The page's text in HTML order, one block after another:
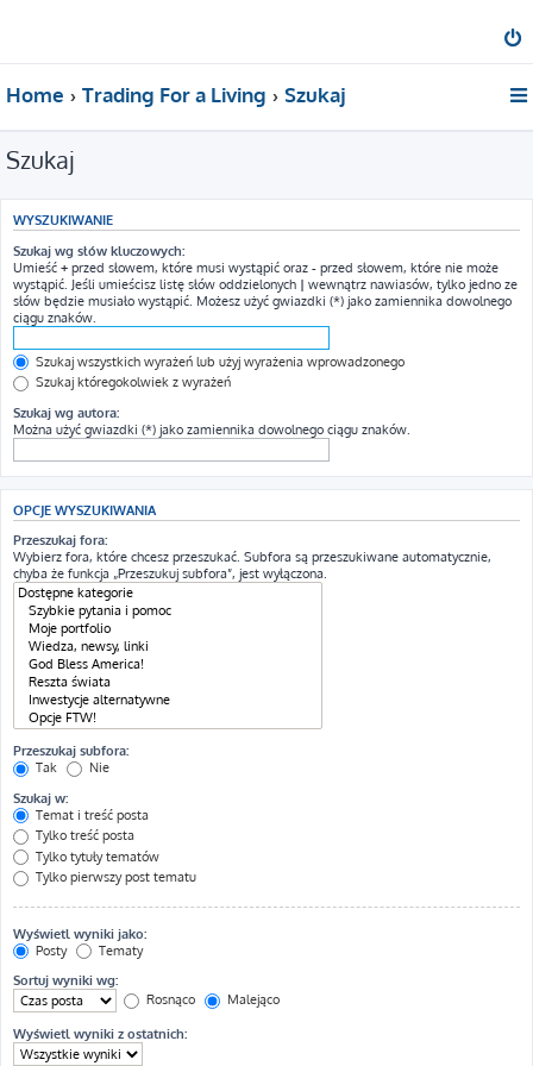
Home Trading For a Living Szukaj
Szukaj
WYSZUKIWANIE
Szukaj wg słów kluczowych:
Umieść + przed słowem, które musi wystąpić oraz - przed słowem, które nie może
wystąpić. Jeśli umieścisz listę słów oddzielonych | wewnątrz nawiasów, tylko jedno ze
słów będzie musiało wystąpić. Możesz użyć gwiazdki (*) jako zamiennika dowolnego
ciągu znaków.
Szukaj wszystkich wyrażeń lub użyj wyrażenia wprowadzonego
Szukaj któregokolwiek z wyrażeń
Szukaj wg autora:
Można użyć gwiazdki (*) jako zamiennika dowolnego ciągu znaków.
OPCJE WYSZUKIWANIA
Przeszukaj fora:
Wybierz fora, które chcesz przeszukać. Subfora są przeszukiwane automatycznie,
chyba że funkcja „Przeszukuj subfora”, jest wyłączona.
Przeszukaj subfora:
Tak
Nie
Szukaj w:
Temat i treść posta
Tylko treść posta
Tylko tytuły tematów
Tylko pierwszy post tematu
Wyświetl wyniki jako:
Posty
Tematy
Sortuj wyniki wg:
Rosnąco
Malejąco
Wyświetl wyniki z ostatnich: